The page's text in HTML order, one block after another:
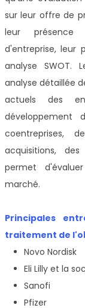
sur leur offre de
leur présence
d'entreprise, leur
analyse SWOT.
analyse détaillée
actuels des
développement
coentreprises,
acquisitions,
permet
marché.
Principales
traitement de
Novo Nordisk
Eli Lilly et la
Sanofi
Pfizer